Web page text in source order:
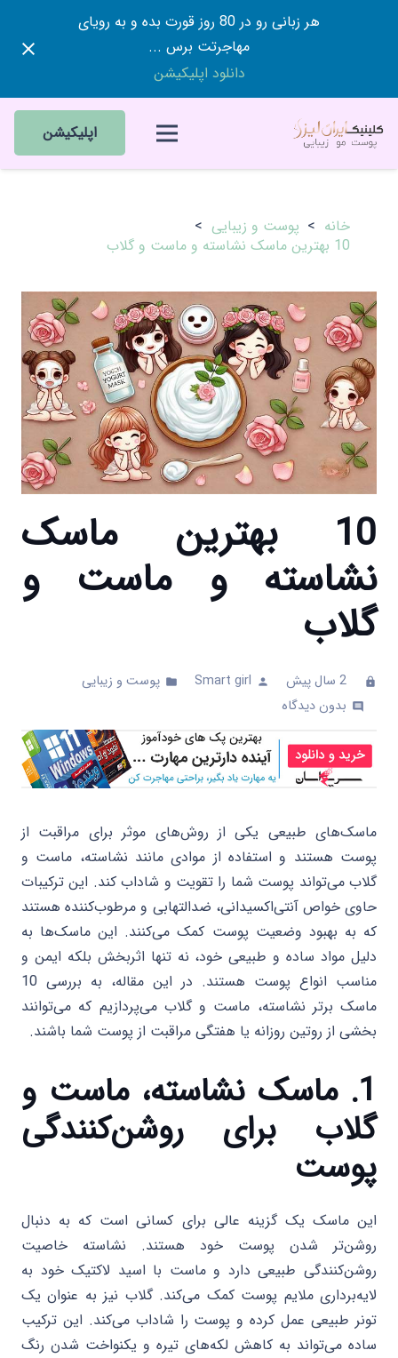
هر زبانی رو در 80 روز قورت بده و به رویای
مهاجرتت برس ...
دانلود اپلیکیشن
اپلیکیشن
خانه > پوست و زیبایی >
10 بهترین ماسک نشاسته و ماست و گلاب
10 بهترین ماسک
نشاسته و ماست و
گلاب
clock 2 سال پیش person
Smart girl
folder پوست و زیبایی
comments بدون دیدگاه
ماسک‌های طبیعی یکی از روش‌های موثر برای مراقبت از
پوست هستند و استفاده از موادی مانند نشاسته، ماست و
گلاب می‌تواند پوست شما را تقویت و شاداب کند. این ترکیبات
حاوی خواص آنتی‌اکسیدانی، ضدالتهابی و مرطوب‌کننده هستند
که به بهبود وضعیت پوست کمک می‌کنند. این ماسک‌ها به
دلیل مواد ساده و طبیعی خود، نه تنها اثربخش بلکه ایمن و
مناسب انواع پوست هستند. در این مقاله، به بررسی 10
ماسک برتر نشاسته، ماست و گلاب می‌پردازیم که می‌توانند
بخشی از روتین روزانه یا هفتگی مراقبت از پوست شما باشند.
1. ماسک نشاسته، ماست و
گلاب برای روشن‌کنندگی
پوست
این ماسک یک گزینه عالی برای کسانی است که به دنبال
روشن‌تر شدن پوست خود هستند. نشاسته خاصیت
روشن‌کنندگی طبیعی دارد و ماست با اسید لاکتیک خود به
لایه‌برداری ملایم پوست کمک می‌کند. گلاب نیز به عنوان یک
تونر طبیعی عمل کرده و پوست را شاداب می‌کند. این ترکیب
ساده می‌تواند به کاهش لکه‌های تیره و یکنواخت شدن رنگ